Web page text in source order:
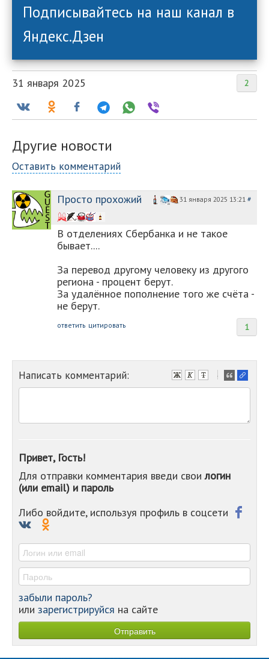
Подписывайтесь на наш канал в
Яндекс.Дзен
2
31 января 2025
Другие новости
Оставить комментарий
Просто прохожий 31 января 2025 13:21 #
В отделениях Сбербанка и не такое
бывает....
За перевод другому человеку из другого
региона - процент берут.
За удалённое пополнение того же счёта -
не берут.
1
ответить цитировать
Написать комментарий:
-
-
-
-
-
Привет, Гость!
Для отправки комментария введи своилогин
(или email) и пароль
Либо войдите, используя профиль в соцсети
забыли пароль?
или зарегистрируйся на сайте